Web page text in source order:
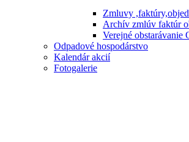
Zmluvy
Archív zmlúv faktúr
Verejné obstarávanie
Odpadové hospodárstvo
Kalendár akcií
Fotogalerie